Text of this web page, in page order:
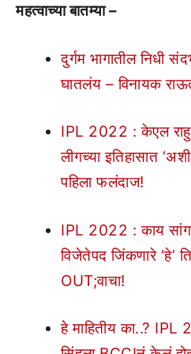
महत्वाच्या बातम्या –
दुर्गम भागातील निधी
घातलंय – विनायक
IPL 2022 : केएल
लीगच्या इतिहासात
पहिला फलंदाज!
IPL 2022 : काय
विजेतेपद जिंकणारे ‘हे’
OUT;वाचा!
हे माहितीय का..? IPL